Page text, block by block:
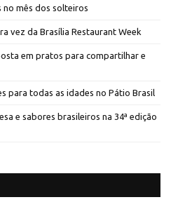
mês dos solteiros
vez da Brasília Restaurant Week
em pratos para compartilhar e
para todas as idades no Pátio Brasil
e sabores brasileiros na 34ª edição